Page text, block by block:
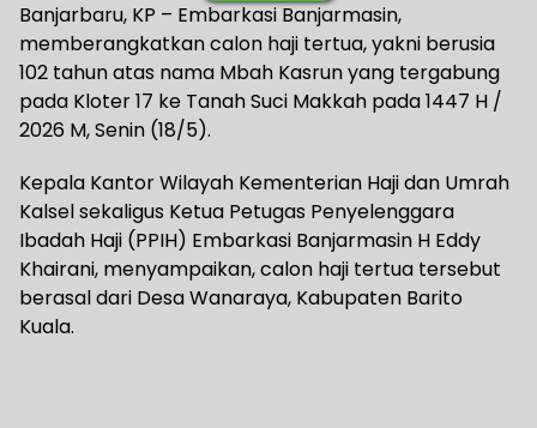
Banjarbaru, KP – Embarkasi Banjarmasin,
memberangkatkan calon haji tertua, yakni berusia
102 tahun atas nama Mbah Kasrun yang tergabung
pada Kloter 17 ke Tanah Suci Makkah pada 1447 H /
2026 M, Senin (18/5).
Kepala Kantor Wilayah Kementerian Haji dan Umrah
Kalsel sekaligus Ketua Petugas Penyelenggara
Ibadah Haji (PPIH) Embarkasi Banjarmasin H Eddy
Khairani, menyampaikan, calon haji tertua tersebut
berasal dari Desa Wanaraya, Kabupaten Barito
Kuala.